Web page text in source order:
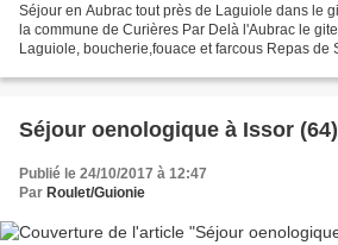
Séjour en Aubrac tout près de Laguiole dans le
la commune de Curières Par Delà l'Aubrac le
Laguiole, boucherie,fouace et farcous Repas de
Séjour oenologique à Issor (64)
Publié le 24/10/2017 à 12:47
Par Roulet/Guionie